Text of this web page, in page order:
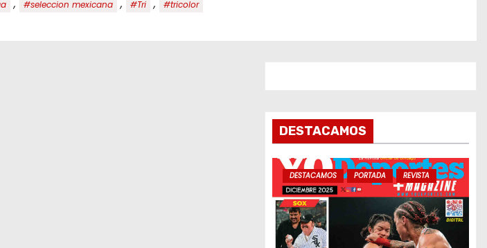
, #seleccion mexicana , #Tri , #tricolor
DESTACAMOS
DESTACAMOS PORTADA REVISTA